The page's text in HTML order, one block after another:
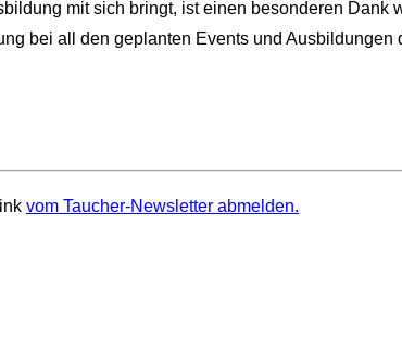
mit sich bringt, ist einen besonderen Dank
bei all den geplanten Events und Ausbildungen
vom Taucher-Newsletter abmelden.